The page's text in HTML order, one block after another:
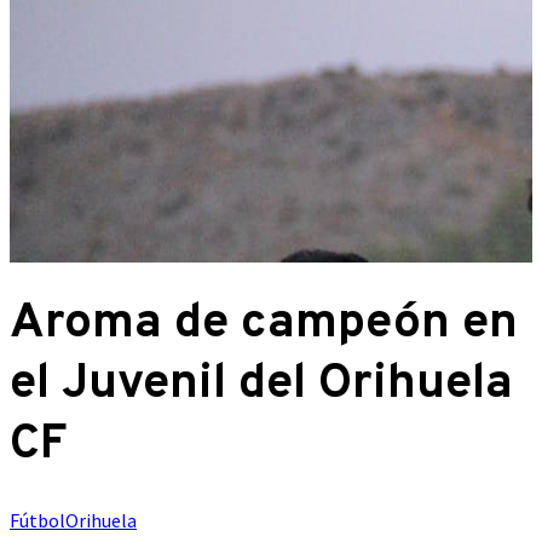
Aroma de campeón en
el Juvenil del Orihuela
CF
FútbolOrihuela